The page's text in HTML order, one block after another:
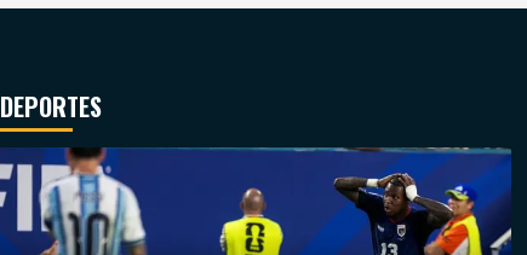
DEPORTES